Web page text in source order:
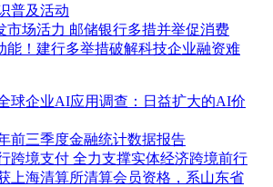
普及活动
市场活力 邮储银行多措并举促消费
能！建行多举措破解科技企业融资难
球企业AI应用调查：日益扩大的AI价
前三季度金融统计数据报告
跨境支付 全力支撑实体经济跨境前行
上海清算所清算会员资格，系山东省